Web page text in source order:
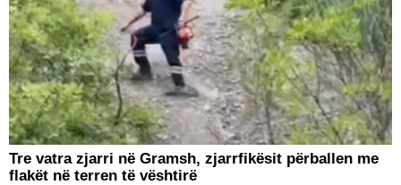
Tre vatra zjarri në Gramsh, zjarrfikësit përballen me
flakët në terren të vështirë